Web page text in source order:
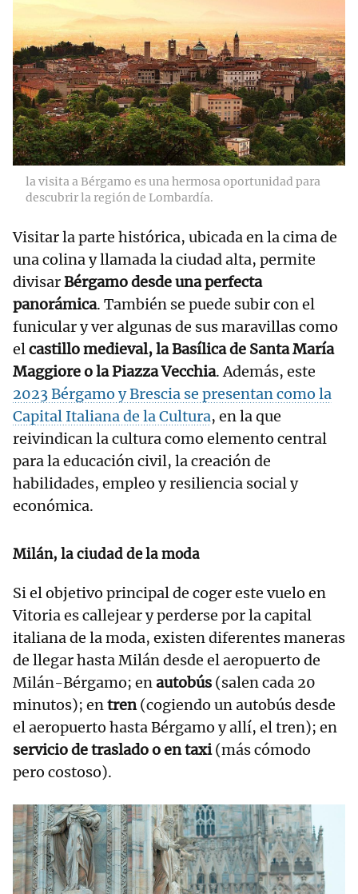
la visita a Bérgamo es una hermosa oportunidad para
descubrir la región de Lombardía.
Visitar la parte histórica, ubicada en la cima de
una colina y llamada la ciudad alta, permite
divisarBérgamo desde una perfecta
panorámica. También se puede subir con el
funicular y ver algunas de sus maravillas como
elcastillo medieval, la Basílica de Santa María
Maggiore o la Piazza Vecchia. Además, este
2023 Bérgamo y Brescia se presentan como la
Capital Italiana de la Cultura, en la que
reivindican la cultura como elemento central
para la educación civil, la creación de
habilidades, empleo y resiliencia social y
económica.
Milán, la ciudad de la moda
Si el objetivo principal de coger este vuelo en
Vitoria es callejear y perderse por la capital
italiana de la moda, existen diferentes maneras
de llegar hasta Milán desde el aeropuerto de
Milán-Bérgamo; enautobús (salen cada 20
minutos); entren(cogiendo un autobús desde
el aeropuerto hasta Bérgamo y allí, el tren); en
servicio de traslado o en taxi(más cómodo
pero costoso).